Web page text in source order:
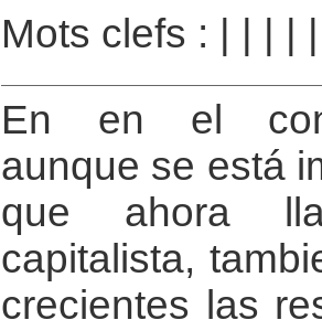
Mots clefs :
En en el
aunque se está
que ahora
capitalista,
crecientes las